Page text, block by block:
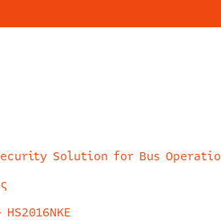
Solution for Bus